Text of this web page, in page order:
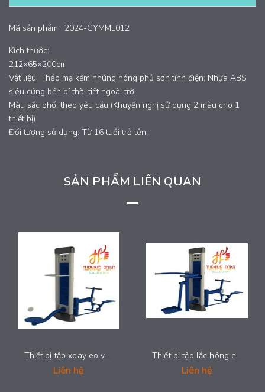
Mã sản phẩm: 2024-GYMML012
Kích thước:
212×65×200cm
Vật liệu: Thép mạ kẽm nhúng nóng phủ sơn tĩnh điện; Nhựa ABS
siêu cứng bền bỉ thời tiết ngoài trời
Màu sắc phối theo yêu cầu (Khuyến nghị sử dụng 2 màu cho 1
thiết bị)
Đối tượng sử dụng: Từ 16 tuổi trở lên;
SẢN PHẨM LIÊN QUAN
Thiết bị tập xoay eo và tập toàn thân - 2024-GYMML35
Liên hệ
Thiết bị tập lắc hông eo và tập toàn thân - 2024-GYMML37
Liên hệ